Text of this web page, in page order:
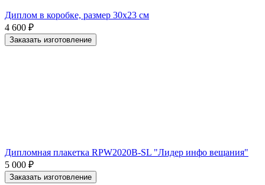
Диплом в коробке, размер 30х23 см
4 600 ₽
Заказать изготовление
Дипломная плакетка RPW2020B-SL "Лидер инфо вещания"
5 000 ₽
Заказать изготовление